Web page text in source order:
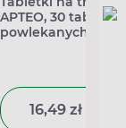
500 mg,
APTEO, 30 tabletek
powlekanych
Dodaj
16,49 zł